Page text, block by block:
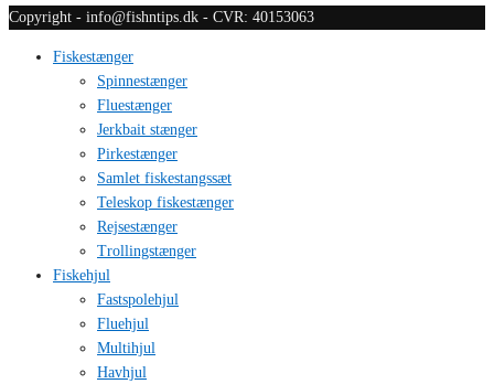
Copyright - info@fishntips.dk - CVR: 40153063
Fiskestænger
Spinnestænger
Fluestænger
Jerkbait stænger
Pirkestænger
Samlet fiskestangssæt
Teleskop fiskestænger
Rejsestænger
Trollingstænger
Fiskehjul
Fastspolehjul
Fluehjul
Multihjul
Havhjul